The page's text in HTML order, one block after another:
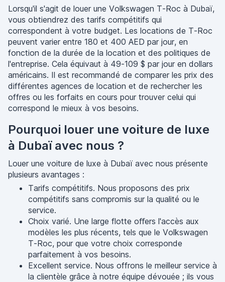
Lorsqu'il s'agit de louer une Volkswagen T-Roc à Dubaï,
vous obtiendrez des tarifs compétitifs qui
correspondent à votre budget. Les locations de T-Roc
peuvent varier entre 180 et 400 AED par jour, en
fonction de la durée de la location et des politiques de
l'entreprise. Cela équivaut à 49-109 $ par jour en dollars
américains. Il est recommandé de comparer les prix des
différentes agences de location et de rechercher les
offres ou les forfaits en cours pour trouver celui qui
correspond le mieux à vos besoins.
Pourquoi louer une voiture de luxe
à Dubaï avec nous ?
Louer une voiture de luxe à Dubaï avec nous présente
plusieurs avantages :
Tarifs compétitifs. Nous proposons des prix
compétitifs sans compromis sur la qualité ou le
service.
Choix varié. Une large flotte oﬀers l'accès aux
modèles les plus récents, tels que le Volkswagen
T-Roc, pour que votre choix corresponde
parfaitement à vos besoins.
Excellent service. Nous offrons le meilleur service à
la clientèle grâce à notre équipe dévouée ; ils vous